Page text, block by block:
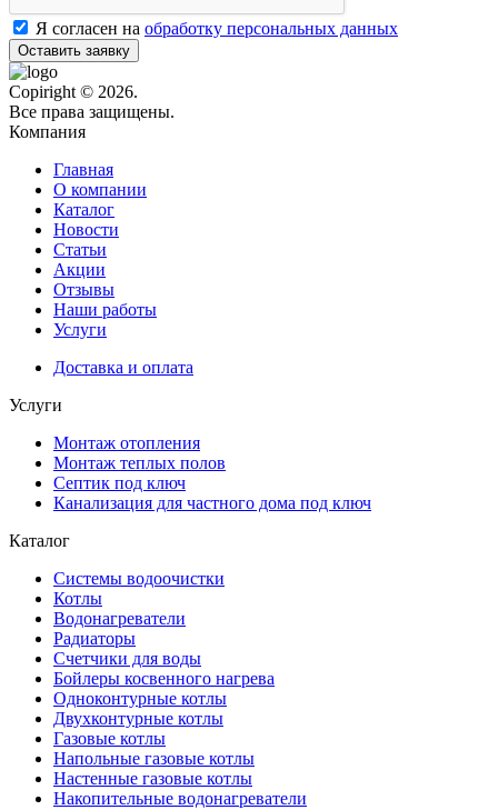
Я согласен на обработку персональных данных
Оставить заявку
Copiright © 2026.
Все права защищены.
Компания
Главная
О компании
Каталог
Новости
Статьи
Акции
Отзывы
Наши работы
Услуги
Доставка и оплата
Услуги
Монтаж отопления
Монтаж теплых полов
Септик под ключ
Канализация для частного дома под ключ
Каталог
Системы водоочистки
Котлы
Водонагреватели
Радиаторы
Cчетчики для воды
Бойлеры косвенного нагрева
Одноконтурные котлы
Двухконтурные котлы
Газовые котлы
Напольные газовые котлы
Настенные газовые котлы
Накопительные водонагреватели